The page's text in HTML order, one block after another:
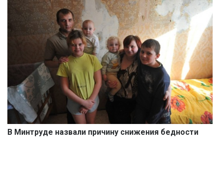
В Минтруде назвали причину снижения бедности